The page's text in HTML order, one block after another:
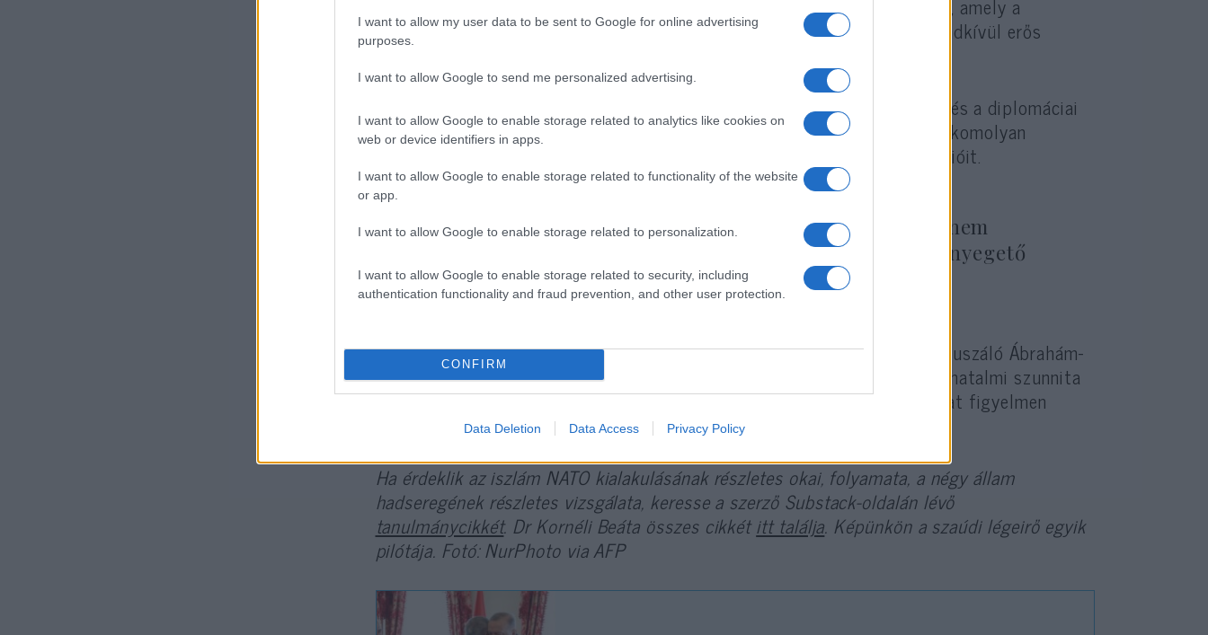
I want to allow my user data to be sent to Google for online advertising
purposes.
I want to allow Google to send me personalized advertising.
I want to allow Google to enable storage related to analytics like cookies on
web or device identifiers in apps.
I want to allow Google to enable storage related to functionality of the website
or app.
I want to allow Google to enable storage related to personalization.
I want to allow Google to enable storage related to security, including
authentication functionality and fraud prevention, and other user protection.
CONFIRM
Data Deletion Data Access Privacy Policy
Naftali Bennett volt izraeli miniszterelnök szerint Törökország , amely a
nukleáris Pakisztánnal és a gazdag Szaúd-Arábiával szövetkezve egy rendkívül erős
katonai koalíciót hozhat létre Izrael határai közelében.
Ha ezek az országok összehangolják a légvédelmüket, a hírszerzésüket és a diplomáciai
fellépésüket, még ha nem is lesznek kifejezetten ellenségesek Izraellel, komolyan
korlátozhatják Jeruzsálem önvédelmi mozgásterét és közel-keleti ambícióit.
A dolog tragédiája, hogy Izrael számára az iráni háború nem
választás, hanem egzisztenciális kérdés, 1979 óta tartó fenyegető
kényszerpálya csúcsa.
Ezzel párhuzamosan viszont a történelmi jelentőségű, megbékélésre fókuszáló Ábrahám-
egyezmények lendülete megtört és helyét átvette egy regionális, középhatalmi szunnita
blokkosodás, amit Izrael a nemzetbiztonsága szempontjából nem hagyhat figyelmen
Ha érdeklik az iszlám NATO kialakulásának részletes okai, folyamata, a négy állam
hadseregének részletes vizsgálata, keresse a szerző Substack-oldalán lévő
tanulmánycikkét. Dr Kornéli Beáta összes cikkétitt találja. Képünkön a szaúdi légeirő egyik
pilótája. Fotó: NurPhoto via AFP